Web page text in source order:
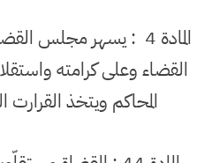
المادة 4
: يسهر مجلس
القضاء وعلى كرامته
المحاكم ويتخذ القرارت